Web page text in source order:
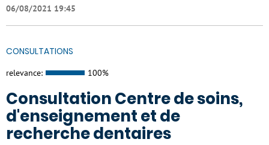
06/08/2021 19:45
CONSULTATIONS
relevance: 100%
Consultation Centre de soins,
d'enseignement et de
recherche dentaires